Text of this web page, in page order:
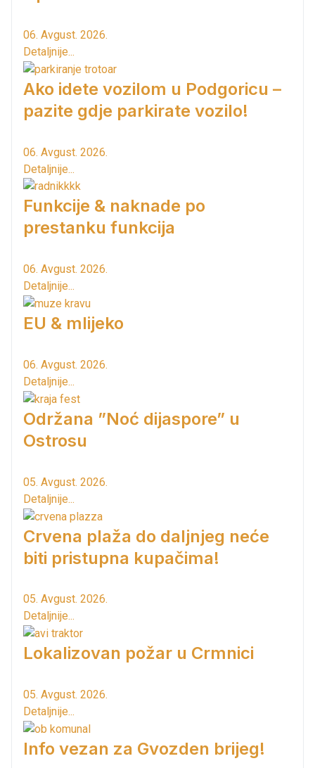
06. Avgust. 2026.
Detaljnije...
Ako idete vozilom u Podgoricu –
pazite gdje parkirate vozilo!
06. Avgust. 2026.
Detaljnije...
Funkcije & naknade po
prestanku funkcija
06. Avgust. 2026.
Detaljnije...
EU & mlijeko
06. Avgust. 2026.
Detaljnije...
Održana ”Noć dijaspore” u
Ostrosu
05. Avgust. 2026.
Detaljnije...
Crvena plaža do daljnjeg neće
biti pristupna kupačima!
05. Avgust. 2026.
Detaljnije...
Lokalizovan požar u Crmnici
05. Avgust. 2026.
Detaljnije...
Info vezan za Gvozden brijeg!